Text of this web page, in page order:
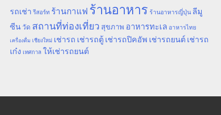
รถเช่า รีสอร์ท ร้านกาแฟ ร้านอาหาร ร้านอาหารญี่ปุ่น ลีมู
ซีน วัด สถานที่ท่องเที่ยว สุขภาพ อาหารทะเล อาหารไทย
เครื่องดื่ม เชียงใหม่ เช่ารถ เช่ารถตู้ เช่ารถปิคอัพ เช่ารถยนต์ เช่ารถ
เก๋ง เทศกาล ให้เช่ารถยนต์